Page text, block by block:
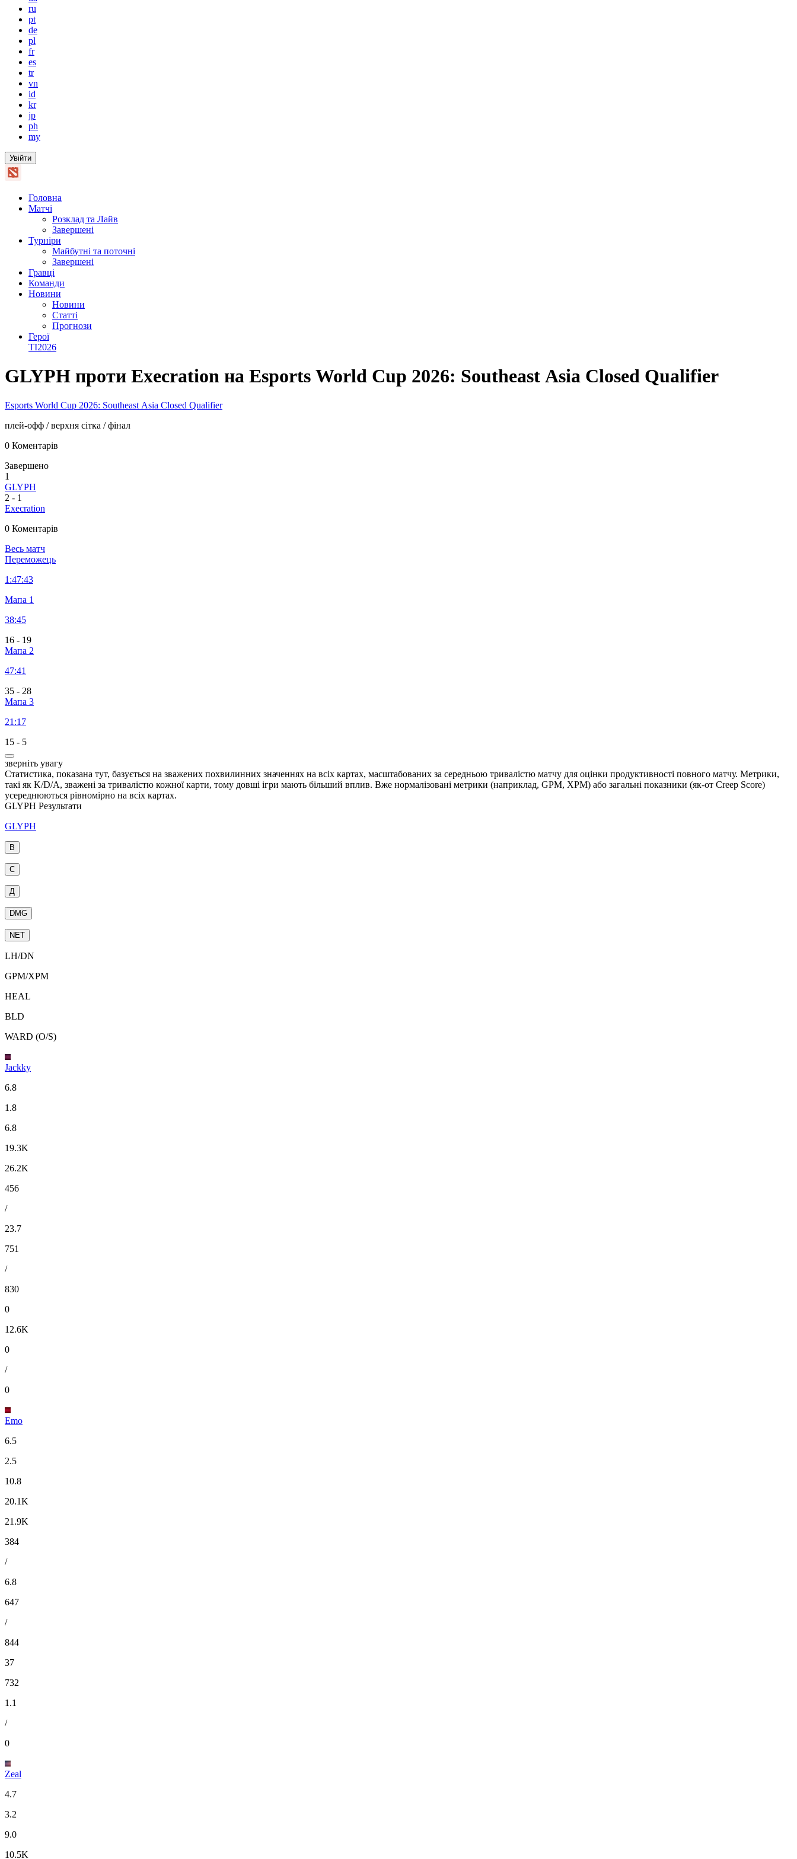
ru
pt
de
pl
fr
es
tr
vn
id
kr
jp
ph
my
Увійти
Головна
Матчі
Розклад та Лайв
Завершені
Турніри
Майбутні та поточні
Завершені
Гравці
Команди
Новини
Новини
Статті
Прогнози
Герої
TI2026
GLYPH проти Execration на Esports World Cup 2026: Southeast Asia Closed Qualifier
Esports World Cup 2026: Southeast Asia Closed Qualifier
плей-офф / верхня сітка / фінал
0 Коментарів
Завершено
1
GLYPH
2 - 1
Execration
0 Коментарів
Весь матч
Переможець
1:47:43
Мапа 1
38:45
16 - 19
Мапа 2
47:41
35 - 28
Мапа 3
21:17
15 - 5
зверніть увагу
Статистика, показана тут, базується на зважених похвилинних значеннях на всіх картах, масштабованих за середньою тривалістю матчу для оцінки продуктивності повного матчу. Метрики,
такі як K/D/A, зважені за тривалістю кожної карти, тому довші ігри мають більший вплив. Вже нормалізовані метрики (наприклад, GPM, XPM) або загальні показники (як-от Creep Score)
усереднюються рівномірно на всіх картах.
GLYPH Результати
GLYPH
В
С
Д
DMG
NET
LH/DN
GPM/XPM
HEAL
BLD
WARD (O/S)
Jackky
6.8
1.8
6.8
19.3K
26.2K
456
/
23.7
751
/
830
0
12.6K
0
/
0
Emo
6.5
2.5
10.8
20.1K
21.9K
384
/
6.8
647
/
844
37
732
1.1
/
0
Zeal
4.7
3.2
9.0
10.5K